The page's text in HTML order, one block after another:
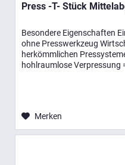
Press -T- Stück
Besondere Eigenschaften
ohne Presswerkzeug
herkömmlichen
hohlraumlose Verpressung
Merken